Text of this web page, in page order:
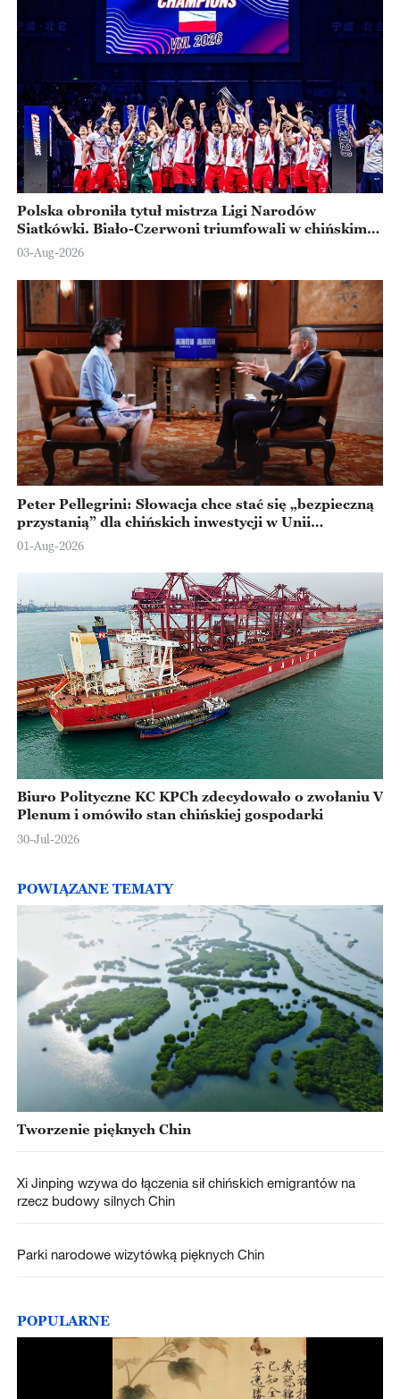
Polska obroniła tytuł mistrza Ligi Narodów
Siatkówki. Biało-Czerwoni triumfowali w chińskim
Ningbo
03-Aug-2026
Peter Pellegrini: Słowacja chce stać się „bezpieczną
przystanią” dla chińskich inwestycji w Unii
Europejskiej
01-Aug-2026
Biuro Polityczne KC KPCh zdecydowało o zwołaniu V
Plenum i omówiło stan chińskiej gospodarki
30-Jul-2026
POWIĄZANE TEMATY
Tworzenie pięknych Chin
Xi Jinping wzywa do łączenia sił chińskich emigrantów na
rzecz budowy silnych Chin
Parki narodowe wizytówką pięknych Chin
POPULARNE